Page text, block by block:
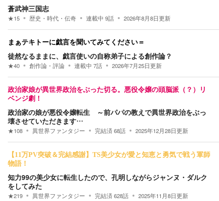
蒼武神三国志
★15 歴史・時代・伝奇 連載中 9話 2026年8月8日更新
まぁテキトーに戯言を聞いてみてください＝
徒然なるままに、戯言使いの自称弟子による創作論？
★40 創作論・評論 連載中 7話 2026年7月25日更新
政治家娘が異世界政治をぶった切る。悪役令嬢の頭脳派（？）リ
ベンジ劇！
政治家の娘が悪役令嬢転生 ～前パパの教えで異世界政治をぶっ
壊させていただきます…
★108 異世界ファンタジー 完結済68話 2025年12月28日更新
【11万PV突破＆完結感謝】TS美少女が愛と知恵と勇気で戦う軍師
物語！
知力99の美少女に転生したので、孔明しながらジャンヌ・ダルク
をしてみた
★219 異世界ファンタジー 完結済628話 2025年11月8日更新